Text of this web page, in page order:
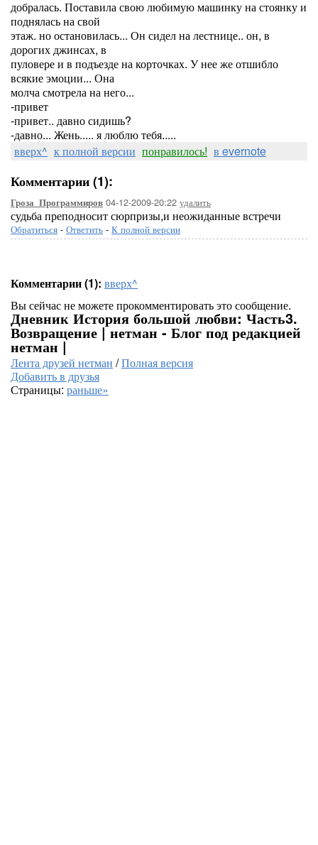
добралась. Поставила свою любимую машинку на стоянку и
поднялась на свой
этаж. но остановилась... Он сидел на лестнице.. он, в
дорогих джинсах, в
пуловере и в подъезде на корточках. У нее же отшибло
всякие эмоции... Она
молча смотрела на него...
-привет
-привет.. давно сидишь?
-давно... Жень..... я люблю тебя.....
вверх^ к полной версии понравилось! в evernote
Комментарии (1):
Гроза_Программиров 04-12-2009-20:22 удалить
судьба преподносит сюрпризы,и неожиданные встречи
Обратиться - Ответить - К полной версии
Комментарии (1): вверх^
Вы сейчас не можете прокомментировать это сообщение.
Дневник История большой любви: Часть3.
Возвращение | нетман - Блог под редакцией
нетман |
Лента друзей нетман /Полная версия
Добавить в друзья
Страницы: раньше»